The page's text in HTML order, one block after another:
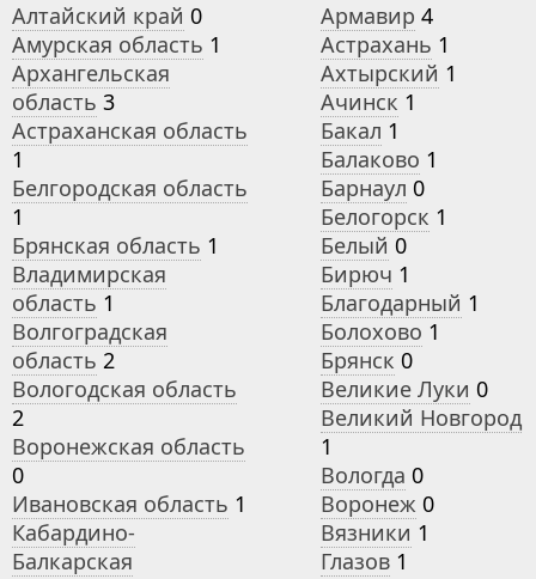
Алтайский край 0
Амурская область 1
Архангельская
область 3
Астраханская область
1
Белгородская область
1
Брянская область 1
Владимирская
область 1
Волгоградская
область 2
Вологодская область
2
Воронежская область
0
Ивановская область 1
Кабардино-
Балкарская
Армавир 4
Астрахань 1
Ахтырский 1
Ачинск 1
Бакал 1
Балаково 1
Барнаул 0
Белогорск 1
Белый 0
Бирюч 1
Благодарный 1
Болохово 1
Брянск 0
Великие Луки 0
Великий Новгород
1
Вологда 0
Воронеж 0
Вязники 1
Глазов 1